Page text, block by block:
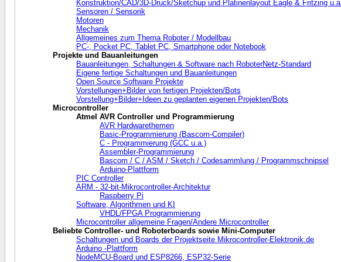
Konstruktion/CAD/3D-Druck/Sketchup und Platinenlayout Eagle & Fritzing u.a.
Sensoren / Sensorik
Motoren
Mechanik
Allgemeines zum Thema Roboter / Modellbau
PC-, Pocket PC, Tablet PC, Smartphone oder Notebook
Projekte und Bauanleitungen
Bauanleitungen, Schaltungen & Software nach RoboterNetz-Standard
Eigene fertige Schaltungen und Bauanleitungen
Open Source Software Projekte
Vorstellungen+Bilder von fertigen Projekten/Bots
Vorstellung+Bilder+Ideen zu geplanten eigenen Projekten/Bots
Microcontroller
Atmel AVR Controller und Programmierung
AVR Hardwarethemen
Basic-Programmierung (Bascom-Compiler)
C - Programmierung (GCC u.a.)
Assembler-Programmierung
Bascom / C / ASM / Sketch / Codesammlung / Programmschnipsel
Arduino-Plattform
PIC Controller
ARM - 32-bit-Mikrocontroller-Architektur
Raspberry Pi
Software, Algorithmen und KI
VHDL/FPGA Programmierung
Microcontroller allgemeine Fragen/Andere Microcontroller
Beliebte Controller- und Roboterboards sowie Mini-Computer
Schaltungen und Boards der Projektseite Mikrocontroller-Elektronik.de
Arduino -Plattform
NodeMCU-Board und ESP8266, ESP32-Serie